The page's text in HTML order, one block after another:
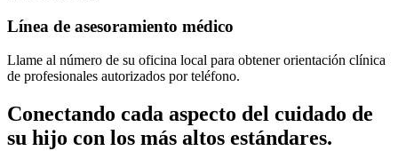
Línea de asesoramiento médico
Llame al número de su oficina local para obtener orientación clínica
de profesionales autorizados por teléfono.
Conectando cada aspecto del cuidado de
su hijo con los más altos estándares.